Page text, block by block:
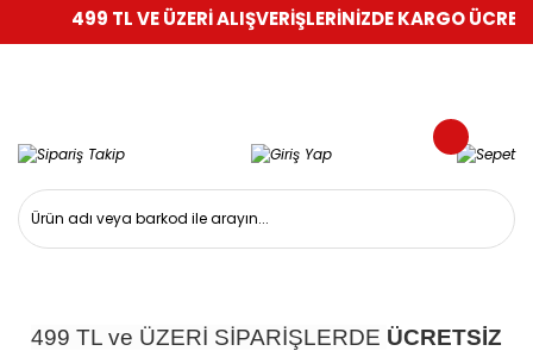
499 TL VE ÜZERİ ALIŞVERİŞLERİNİZDE KARGO
499 TL ve ÜZERİ SİPARİŞLERDE ÜCRETSİZ